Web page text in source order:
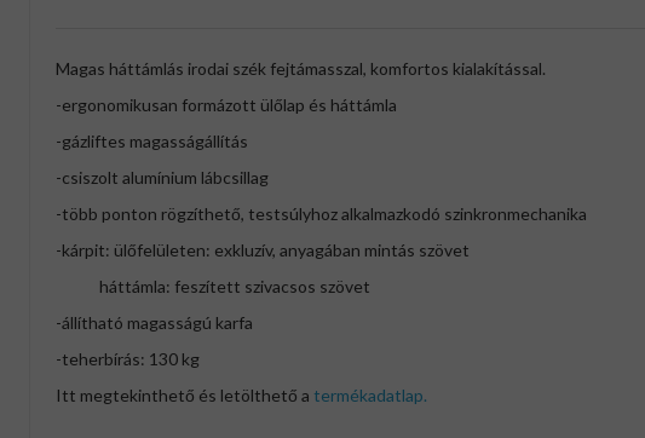
Magas háttámlás irodai szék fejtámasszal, komfortos kialakítással.
-ergonomikusan formázott ülőlap és háttámla
-gázliftes magasságállítás
-csiszolt alumínium lábcsillag
-több ponton rögzíthető, testsúlyhoz alkalmazkodó szinkronmechanika
-kárpit: ülőfelületen: exkluzív, anyagában mintás szövet
háttámla: feszített szivacsos szövet
-állítható magasságú karfa
-teherbírás: 130 kg
Itt megtekinthető és letölthető a termékadatlap.